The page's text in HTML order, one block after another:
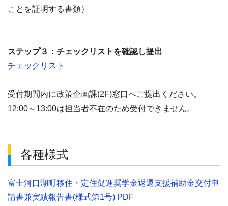
ことを証明する書類）
ステップ３：チェックリストを確認し提出
チェックリスト
受付期間内に政策企画課(2F)窓口へご提出ください。
12:00～13:00は担当者不在のため受付できません。
各種様式
富士河口湖町移住・定住促進奨学金返還支援補助金交付申
請書兼実績報告書(様式第1号) PDF